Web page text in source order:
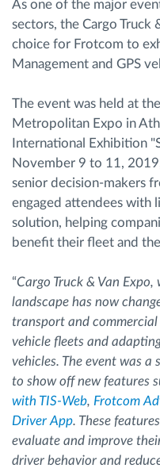
Calculator de
As one of the major
sectors, the Cargo Truck
choice for Frotcom to
Management and GPS
The event was held at
Metropolitan Expo in
International Exhibition
November 9 to 11,
senior decision-makers
engaged attendees with
solution, helping
benefit their fleet and
“Cargo Truck & Van
landscape has now
transport and
vehicle fleets and
vehicles. The event was
to show off new features
with TIS-Web, Frotcom
Driver App. These
evaluate and improve
driver behavior and